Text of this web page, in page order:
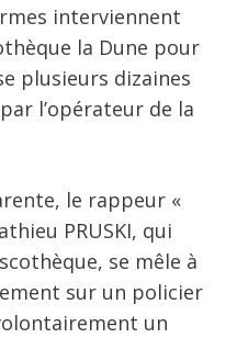
interviennent
la Dune pour
plusieurs dizaines
l’opérateur de la
le rappeur «
PRUSKI, qui
se mêle à
sur un policier
un